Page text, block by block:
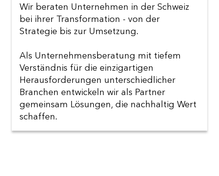
Wir beraten Unternehmen in der Schweiz
bei ihrer Transformation - von der
Strategie bis zur Umsetzung.
Als Unternehmensberatung mit tiefem
Verständnis für die einzigartigen
Herausforderungen unterschiedlicher
Branchen entwickeln wir als Partner
gemeinsam Lösungen, die nachhaltig Wert
schaffen.